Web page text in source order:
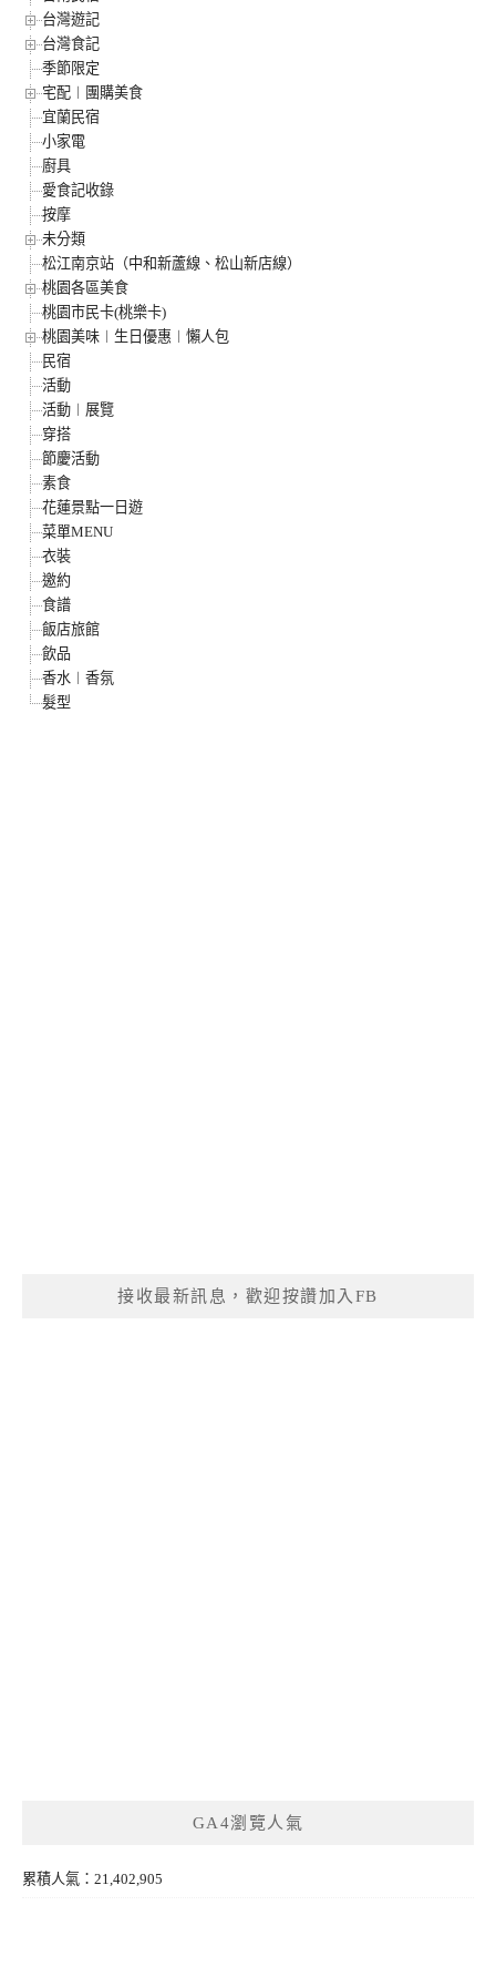
台灣遊記
台灣食記
季節限定
宅配︱團購美食
宜蘭民宿
小家電
廚具
愛食記收錄
按摩
未分類
松江南京站（中和新蘆線、松山新店線）
桃園各區美食
桃園市民卡(桃樂卡)
桃園美味︱生日優惠︱懶人包
民宿
活動
活動︱展覽
穿搭
節慶活動
素食
花蓮景點一日遊
菜單MENU
衣裝
邀約
食譜
飯店旅館
飲品
香水︱香氛
髮型
接收最新訊息，歡迎按讚加入FB
GA4瀏覽人氣
累積人氣：21,402,905